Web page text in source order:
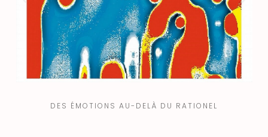
DES ÉMOTIONS AU-DELÀ DU RATIONEL